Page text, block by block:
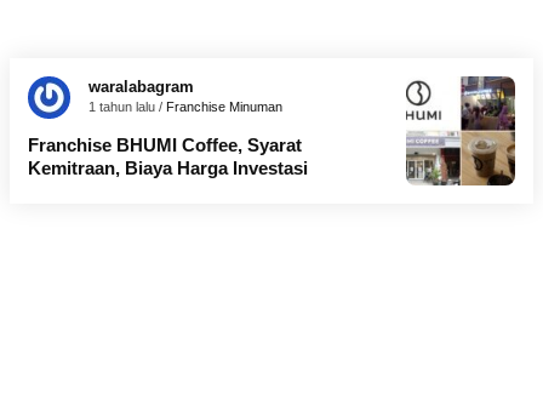
waralabagram
1 tahun lalu / Franchise Minuman
Franchise BHUMI Coffee, Syarat
Kemitraan, Biaya Harga Investasi